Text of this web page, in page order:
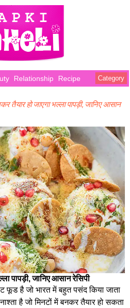
Relationship Recipe Category
तैयार हो जाएगा भल्ला पापड़ी, जानिए आसान
पापड़ी, जानिए आसान रेसिपी
फूड है जो भारत में बहुत पसंद किया जाता
है जो मिनटों में बनकर तैयार हो सकता